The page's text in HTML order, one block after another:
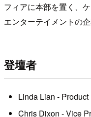
フィアに本部を置く、
エンターテイメントの
登壇者
Linda Lian -
Chris Dixon - Vice